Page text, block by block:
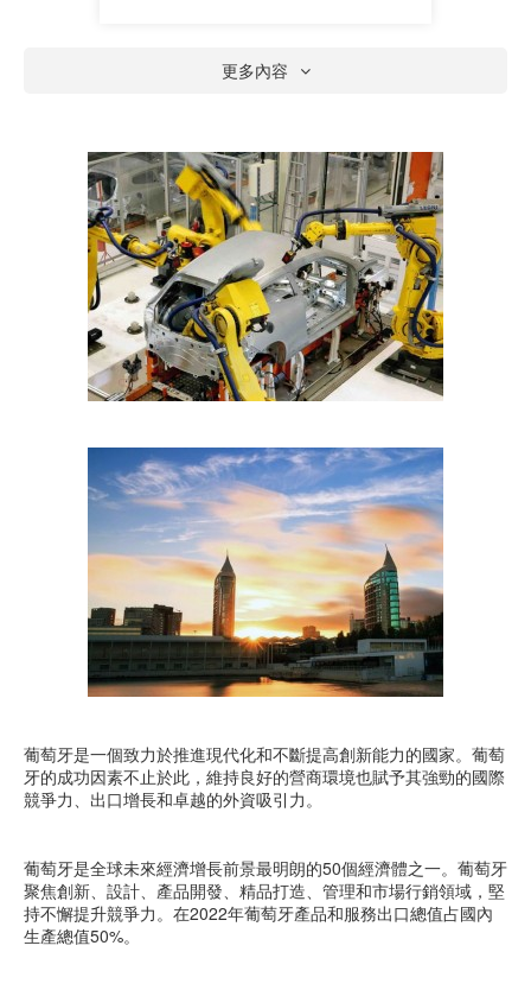
更多內容
葡萄牙是一個致力於推進現代化和不斷提高創新能力的國家。葡萄
牙的成功因素不止於此，維持良好的營商環境也賦予其強勁的國際
競爭力、出口增長和卓越的外資吸引力。
葡萄牙是全球未來經濟增長前景最明朗的50個經濟體之一。葡萄牙
聚焦創新、設計、產品開發、精品打造、管理和市場行銷領域，堅
持不懈提升競爭力。在2022年葡萄牙產品和服務出口總值占國內
生產總值50%。